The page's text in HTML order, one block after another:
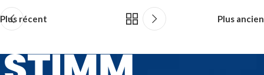
Plus récent Plus ancien